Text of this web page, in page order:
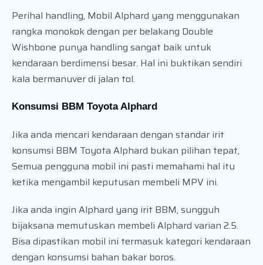
Perihal handling, Mobil Alphard yang menggunakan
rangka monokok dengan per belakang Double
Wishbone punya handling sangat baik untuk
kendaraan berdimensi besar. Hal ini buktikan sendiri
kala bermanuver di jalan tol.
Konsumsi BBM Toyota Alphard
Jika anda mencari kendaraan dengan standar irit
konsumsi BBM Toyota Alphard bukan pilihan tepat,
Semua pengguna mobil ini pasti memahami hal itu
ketika mengambil keputusan membeli MPV ini.
Jika anda ingin Alphard yang irit BBM, sungguh
bijaksana memutuskan membeli Alphard varian 2.5.
Bisa dipastikan mobil ini termasuk kategori kendaraan
dengan konsumsi bahan bakar boros.